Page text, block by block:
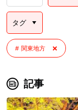
タグ
関東地方
記事